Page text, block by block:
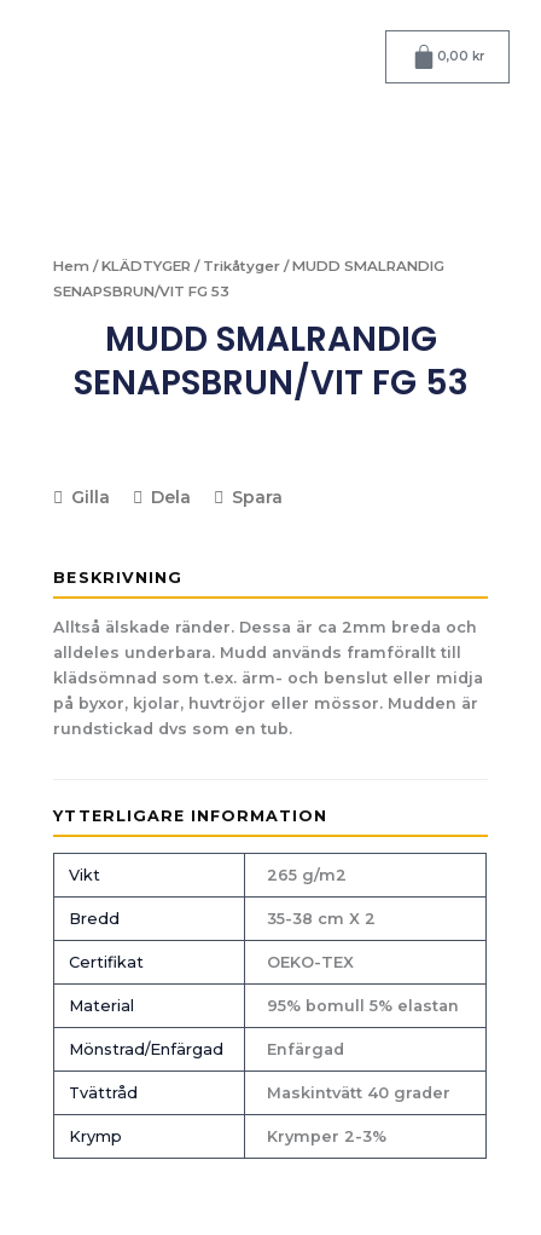
0,00 kr
Varukorg
Hem /KLÄDTYGER / Trikåtyger / MUDD SMALRANDIG
SENAPSBRUN/VIT FG 53
MUDD SMALRANDIG
SENAPSBRUN/VIT FG 53
Gilla Dela Spara
BESKRIVNING
Alltså älskade ränder. Dessa är ca 2mm breda och
alldeles underbara. Mudd används framförallt till
klädsömnad som t.ex. ärm- och benslut eller midja
på byxor, kjolar, huvtröjor eller mössor. Mudden är
rundstickad dvs som en tub.
YTTERLIGARE INFORMATION
Vikt 265 g/m2
Bredd 35-38 cm X 2
Certifikat OEKO-TEX
Material 95% bomull 5% elastan
Mönstrad/Enfärgad Enfärgad
Tvättråd Maskintvätt 40 grader
Krymp Krymper 2-3%